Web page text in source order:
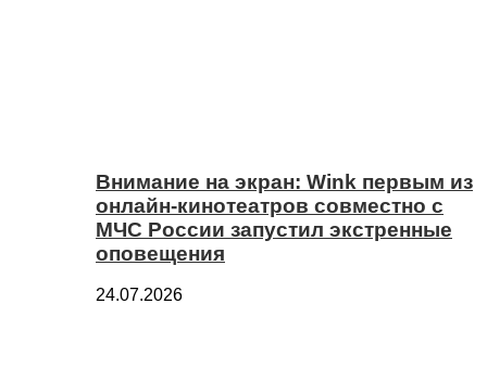
Внимание на экран: Wink первым из
онлайн-кинотеатров совместно с
МЧС России запустил экстренные
оповещения
24.07.2026